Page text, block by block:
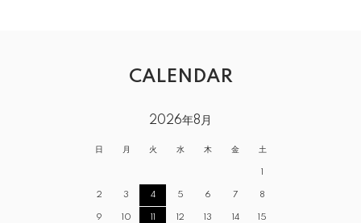
CALENDAR
2026年8月
日 月 火 水 木 金 土
1
2 3 4 5 6 7 8
9 10 11 12 13 14 15